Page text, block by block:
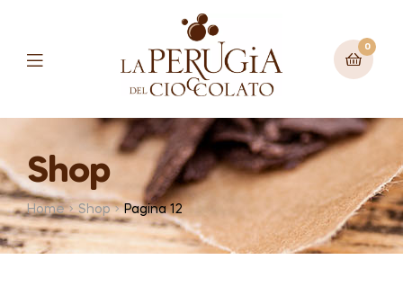
0
Menu
Shop
Home Shop Pagina 12